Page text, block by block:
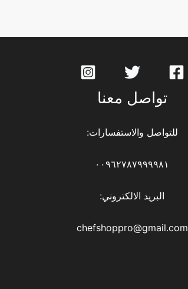
تواصل معنا
للتواصل والاستفسارات:
٠٠٩٦٢٧٨٧٩٩٩٩٨١
البريد الالكتروني:
chefshoppro@gmail.com